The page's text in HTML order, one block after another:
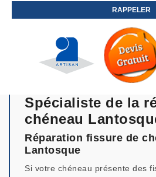
Spécialiste de la
chéneau
Réparation fissure de
Lantosque
Si votre chéneau présente des